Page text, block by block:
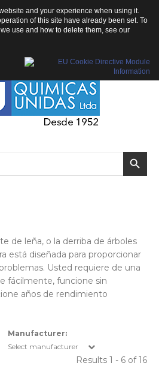
de leña, o la derriba de árboles
está diseñada para proporcionar
Usted requiere de una
fácilmente, funcione sin
años de rendimiento
Manufacturer:
Select manufacturer
Results 1 - 6 of 16
and your experience when using it.
of this site have already been set. To
use and how to delete them, see our